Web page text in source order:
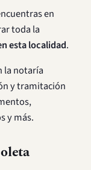
en
toda la
esta localidad.
la notaría
y tramitación
y más.